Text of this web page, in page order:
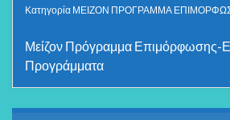
Κατηγορία ΜΕΙΖΟΝ ΠΡΟΓΡΑΜΜΑ
Μείζον Πρόγραμμα Επιμόρφωσης-Ε
Προγράμματα